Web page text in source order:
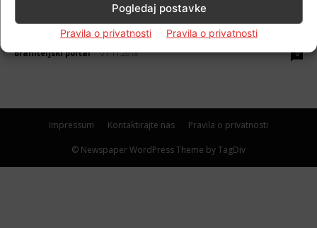
Pogledaj postavke
Pravila o privatnosti Pravila o privatnosti
Što slavimo na blagdan Svih svetih, a što na
Dušni dan?
Braniteljski portal - 01.11.2018 0
Impressum Kontaktirajte nas Pravila o privatnosti
© Newspaper WordPress Theme by TagDiv